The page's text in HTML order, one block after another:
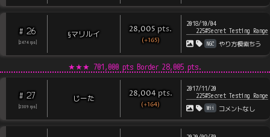
# 26
2474 rps
§マリルイ 28,005 pts.
(+165)
2018/10/04
225#Secret Testing Range
NGC やり方模索ちう
★★★ 701,000 pts Border 28,005 pts.
# 27
2309 rps
じーた 28,004 pts.
(+164)
2017/11/20
225#Secret Testing Range
Wii コメントなし